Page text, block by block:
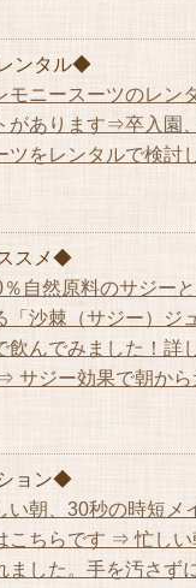
ンタル◆
ニースーツのレン
があります⇒卒入園
ツをレンタルで検討
スメ◆
自然原料のサジー
「沙棘（サジー）ジ
飲んでみました！詳
サジー効果で朝から
ョン◆
朝、30秒の時短メ
こちらです ⇒ 忙し
ました。手を汚さず